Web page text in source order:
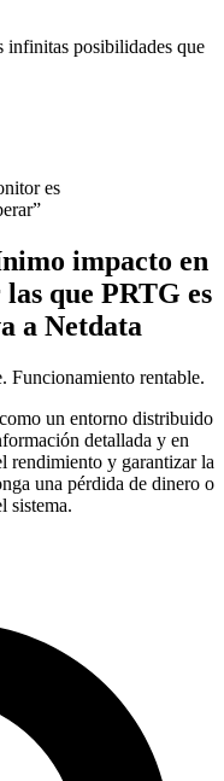
infinitas posibilidades que
es
impacto en
que PRTG es
a Netdata
Funcionamiento rentable.
un entorno distribuido
detallada y en
rendimiento y garantizar la
una pérdida de dinero o
sistema.